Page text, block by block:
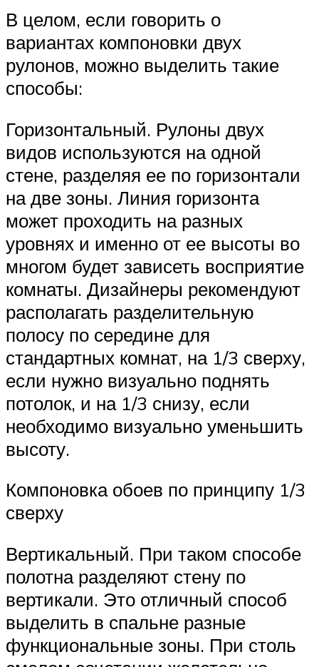
В целом, если говорить о
вариантах компоновки двух
рулонов, можно выделить такие
способы:
Горизонтальный. Рулоны двух
видов используются на одной
стене, разделяя ее по горизонтали
на две зоны. Линия горизонта
может проходить на разных
уровнях и именно от ее высоты во
многом будет зависеть восприятие
комнаты. Дизайнеры рекомендуют
располагать разделительную
полосу по середине для
стандартных комнат, на 1/3 сверху,
если нужно визуально поднять
потолок, и на 1/3 снизу, если
необходимо визуально уменьшить
высоту.
Компоновка обоев по принципу 1/3
сверху
Вертикальный. При таком способе
полотна разделяют стену по
вертикали. Это отличный способ
выделить в спальне разные
функциональные зоны. При столь